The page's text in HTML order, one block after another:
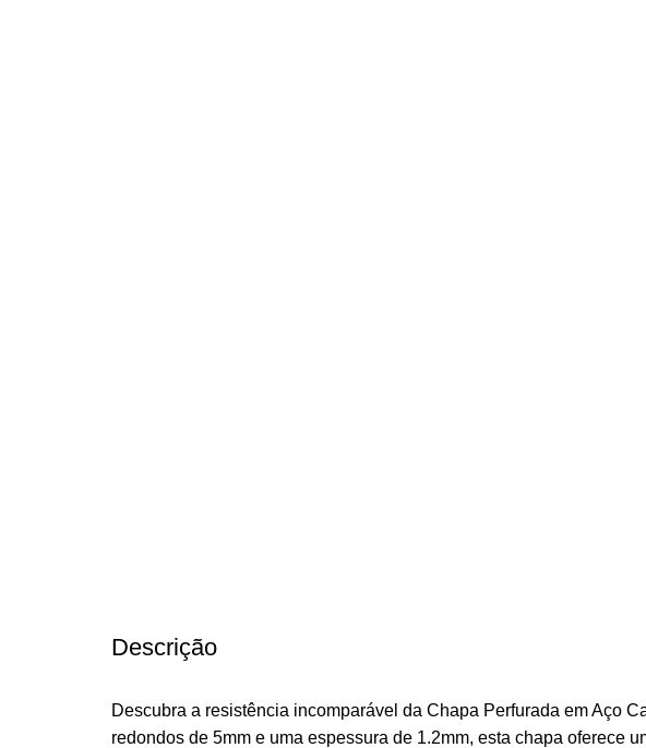
Descrição
Descubra a resistência incomparável da Chapa Perfurada em Aço
redondos de 5mm e uma espessura de 1.2mm, esta chapa oferece